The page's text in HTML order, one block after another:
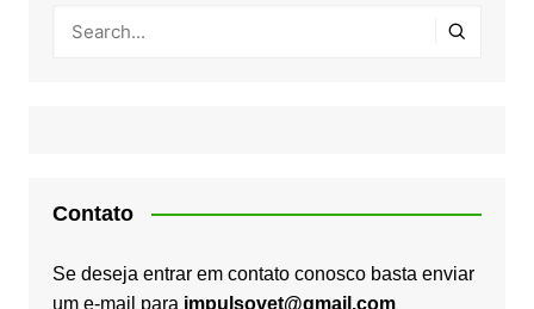
Contato
Se deseja entrar em contato conosco basta enviar
um e-mail para impulsovet@gmail.com